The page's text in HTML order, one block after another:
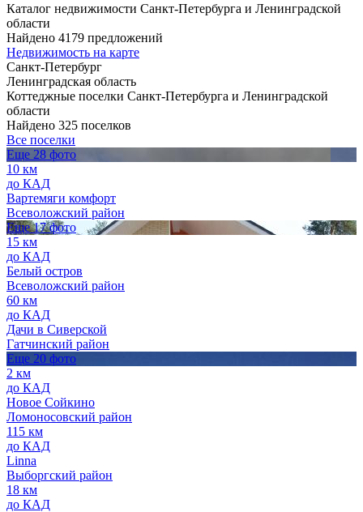
Каталог недвижимости Санкт-Петербурга и Ленинградской
области
Найдено 4179 предложений
Недвижимость на карте
Санкт-Петербург
Ленинградская область
Коттеджные поселки Санкт-Петербурга и Ленинградской
области
Найдено 325 поселков
Все поселки
Еще 28 фото
10 км
до КАД
Вартемяги комфорт
Всеволожский район
Еще 17 фото
15 км
до КАД
Белый остров
Всеволожский район
60 км
до КАД
Дачи в Сиверской
Гатчинский район
Еще 20 фото
2 км
до КАД
Новое Сойкино
Ломоносовский район
115 км
до КАД
Linna
Выборгский район
18 км
до КАД